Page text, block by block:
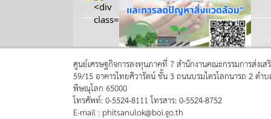
ศูนย์เศรษฐกิจการลงทุนภาคที่ 7 สำนักงานคณะกรรมการส่งเส
59/15 อาคารไทยศิวารัตน์ ชั้น 3 ถนนบรมไตรโลกนารถ 2 ตำ
พิษณุโลก 65000
โทรศัพท์: 0-5524-8111 โทรสาร: 0-5524-8752
E-mail : phitsanulok@boi.go.th